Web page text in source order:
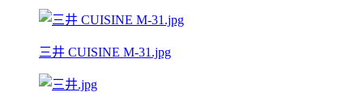
三井 CUISINE M-31.jpg